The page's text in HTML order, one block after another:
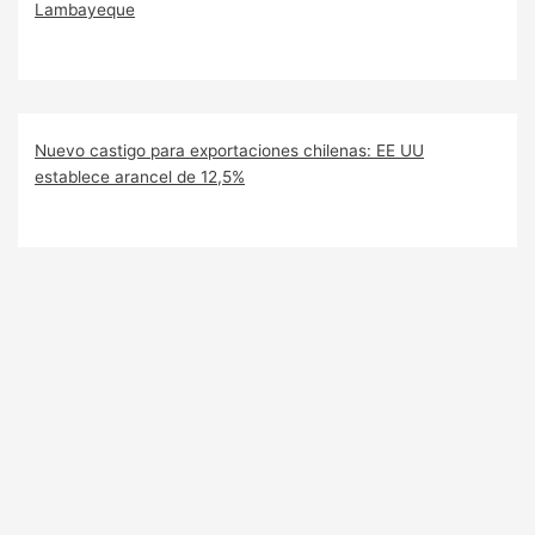
Lambayeque
Nuevo castigo para exportaciones chilenas: EE UU
establece arancel de 12,5%